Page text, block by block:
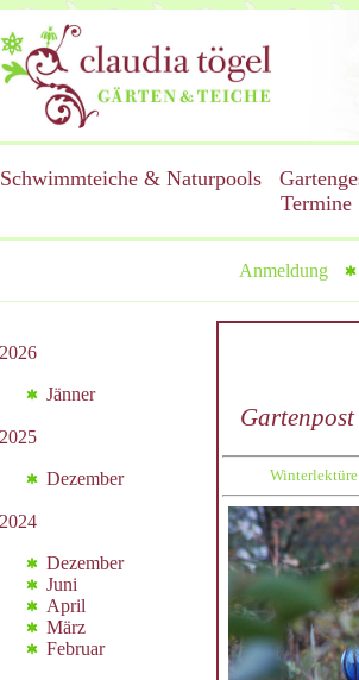
Schwimmteiche & Naturpools
Termine
Anmeldung
2026
Jänner
2025
Dezember
2024
Dezember
Juni
April
März
Februar